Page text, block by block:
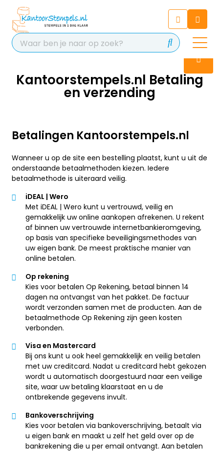
Chatbot
Chat 24/7 met onze chatbot
voor hulp
Contact
Kantoorstempels.nl Betaling
en verzending
Betalingen Kantoorstempels.nl
Wanneer u op de site een bestelling plaatst, kunt u uit de
onderstaande betaalmethoden kiezen. Iedere
betaalmethode is uiteraard veilig.
iDEAL | Wero
Met iDEAL | Wero kunt u vertrouwd, veilig en
gemakkelijk uw online aankopen afrekenen. U rekent
af binnen uw vertrouwde internetbankieromgeving,
op basis van specifieke beveiligingsmethodes van
uw eigen bank. De meest praktische manier van
online betalen.
Op rekening
Kies voor betalen Op Rekening, betaal binnen 14
dagen na ontvangst van het pakket. De factuur
wordt verzonden samen met de producten. Aan de
betaalmethode Op Rekening zijn geen kosten
verbonden.
Visa en Mastercard
Bij ons kunt u ook heel gemakkelijk en veilig betalen
met uw creditcard. Nadat u creditcard hebt gekozen
wordt u automatisch doorgestuurd naar een veilige
site, waar uw betaling klaarstaat en u de
ontbrekende gegevens invult.
Bankoverschrijving
Kies voor betalen via bankoverschrijving, betaalt via
u eigen bank en maakt u zelf het geld over op de
bankrekening die u per email ontvangt. Aan betalen